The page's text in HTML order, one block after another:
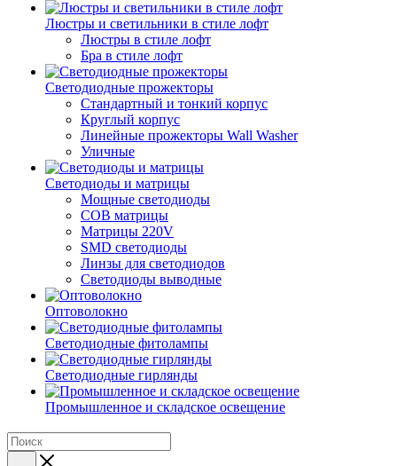
Люстры и светильники в стиле лофт
Люстры в стиле лофт
Бра в стиле лофт
Светодиодные прожекторы
Стандартный и тонкий корпус
Круглый корпус
Линейные прожекторы Wall Washer
Уличные
Светодиоды и матрицы
Мощные светодиоды
COB матрицы
Матрицы 220V
SMD светодиоды
Линзы для светодиодов
Светодиоды выводные
Оптоволокно
Светодиодные фитолампы
Светодиодные гирлянды
Промышленное и складское освещение